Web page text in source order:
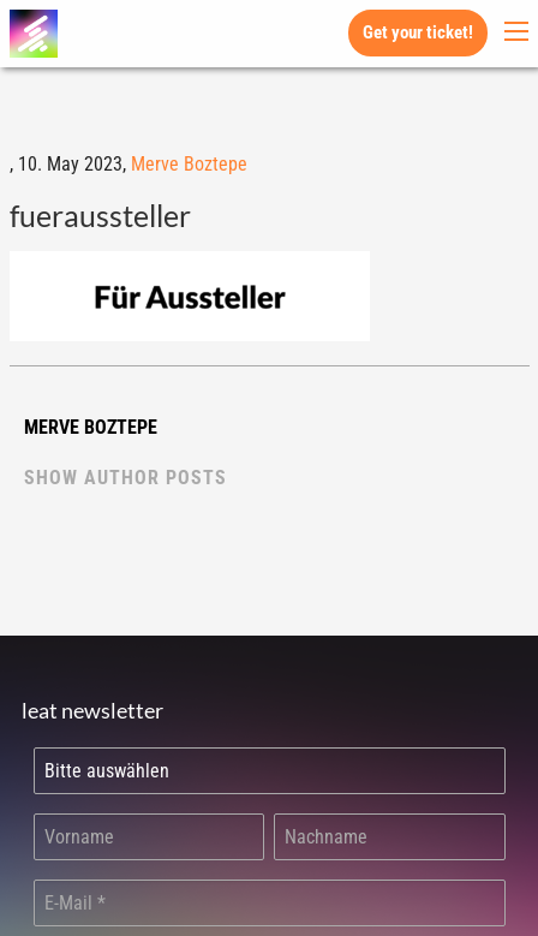
Get your ticket!
, 10. May 2023, Merve Boztepe
fueraussteller
MERVE BOZTEPE
SHOW AUTHOR POSTS
leat newsletter